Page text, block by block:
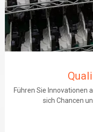
Führen Sie Innovationen
sich Chancen